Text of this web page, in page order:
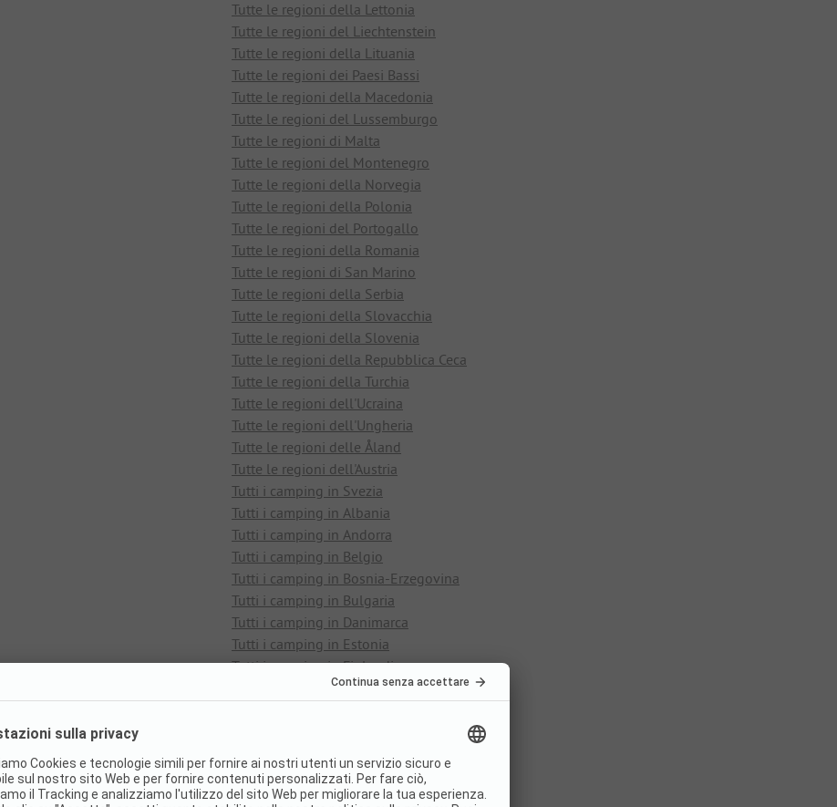
Tutte le regioni della Lettonia
Tutte le regioni del Liechtenstein
Tutte le regioni della Lituania
Tutte le regioni dei Paesi Bassi
Tutte le regioni della Macedonia
Tutte le regioni del Lussemburgo
Tutte le regioni di Malta
Tutte le regioni del Montenegro
Tutte le regioni della Norvegia
Tutte le regioni della Polonia
Tutte le regioni del Portogallo
Tutte le regioni della Romania
Tutte le regioni di San Marino
Tutte le regioni della Serbia
Tutte le regioni della Slovacchia
Tutte le regioni della Slovenia
Tutte le regioni della Repubblica Ceca
Tutte le regioni della Turchia
Tutte le regioni dell'Ucraina
Tutte le regioni dell'Ungheria
Tutte le regioni delle Åland
Tutte le regioni dell'Austria
Tutti i camping in Svezia
Tutti i camping in Albania
Tutti i camping in Andorra
Tutti i camping in Belgio
Tutti i camping in Bosnia-Erzegovina
Tutti i camping in Bulgaria
Tutti i camping in Danimarca
Tutti i camping in Estonia
Tutti i camping in Finlandia
Tutti i camping in Grecia
Tutti i camping nel Liechtenstein
Tutti i camping in Lituania